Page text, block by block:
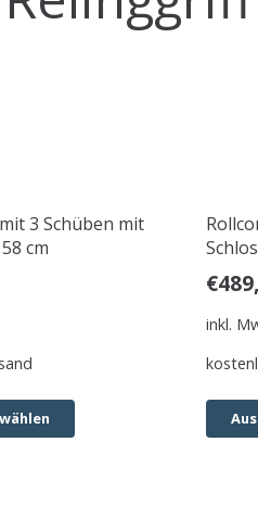
3 Schüben mit
cm
€
inkl.